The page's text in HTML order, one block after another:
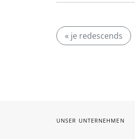
« je redescends
UNSER UNTERNEHMEN